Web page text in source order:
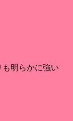
明らかに強い